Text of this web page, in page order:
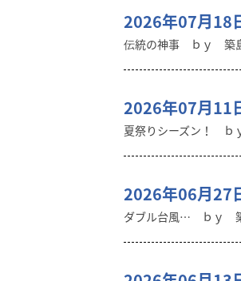
2026年07月18
伝統の神事 ｂｙ 築
2026年07月11
夏祭りシーズン！
2026年06月27
ダブル台風… ｂｙ